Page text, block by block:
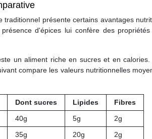
présente certains avantages
d'épices lui confère des
un aliment riche en sucres et en
compare les valeurs nutritionnelles
Dont sucres Lipides
Fibres
40g 5g
2g
35g 20g
2g